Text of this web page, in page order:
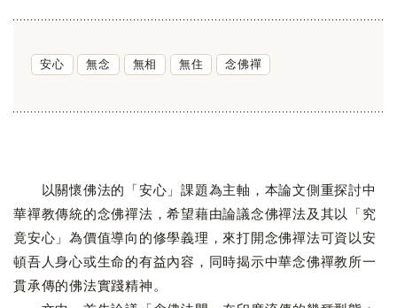
安心 無念 無相 無住 念佛禪
以關懷佛法的「安心」課題為主軸，本論文側重探討中
華禪教傳統的念佛禪法，希望藉由論議念佛禪法及其以「究
竟安心」為價值導向的修學義理，來打開念佛禪法可資以安
頓吾人身心或生命的有益內容，同時揭示中華念佛禪教所一
貫承傳的佛法實踐精神。